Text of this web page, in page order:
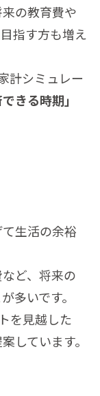
の教育費や
指す方も増え
計シミュレー
きる時期」
生活の余裕
ど、将来の
多いです。
を見越した
しています。